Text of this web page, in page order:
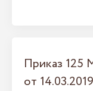
Приказ 125
от 14.03.2019